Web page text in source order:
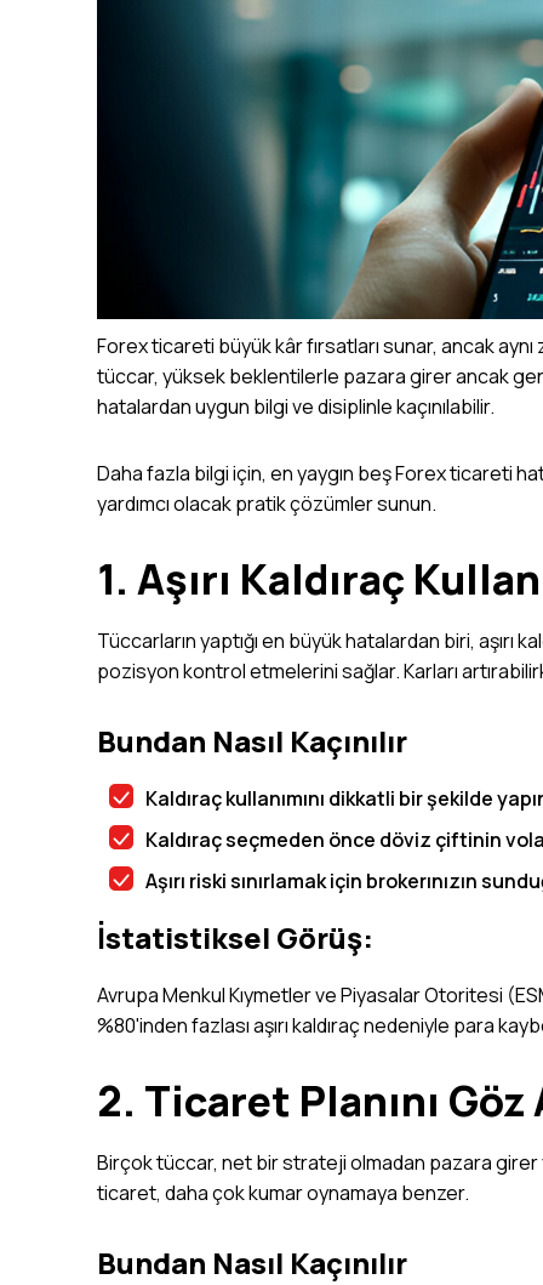
Forex ticareti büyük kâr fırsatları sunar, ancak
tüccar, yüksek beklentilerle pazara girer ancak
hatalardan uygun bilgi ve disiplinle kaçınılabilir.
Daha fazla bilgi için, en yaygın beşForex ticareti
yardımcı olacak pratik çözümler sunun.
1. Aşırı Kaldıraç
Tüccarların yaptığı en büyük hatalardan biri, aşırı
pozisyon kontrol etmelerini sağlar. Karları
Bundan Nasıl Kaçınılır
Kaldıraç kullanımını dikkatli bir şekilde
Kaldıraç seçmeden önce döviz çiftinin
Aşırı riski sınırlamak için brokerınızın
İstatistiksel Görüş:
Avrupa Menkul Kıymetler ve Piyasalar Otoritesi
%80'inden fazlası aşırı kaldıraç nedeniyle para
2. Ticaret Planını Göz
Birçok tüccar, net bir strateji olmadan pazara girer
ticaret, daha çok kumar oynamaya benzer.
Bundan Nasıl Kaçınılır